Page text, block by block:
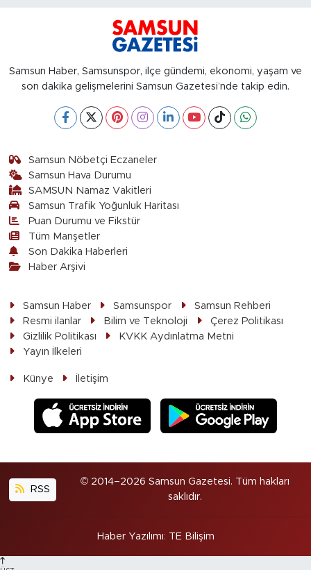
Samsun Haber, Samsunspor, ilçe gündemi, ekonomi, yaşam ve
son dakika gelişmelerini Samsun Gazetesi’nde takip edin.
Samsun Nöbetçi Eczaneler
Samsun Hava Durumu
SAMSUN Namaz Vakitleri
Samsun Trafik Yoğunluk Haritası
Puan Durumu ve Fikstür
Tüm Manşetler
Son Dakika Haberleri
Haber Arşivi
Samsun Haber Samsunspor
Samsun Rehberi
Resmi ilanlar
Bilim ve Teknoloji
Çerez Politikası
Gizlilik Politikası
KVKK Aydınlatma Metni
Yayın İlkeleri
Künye İletişim
RSS
© 2014–2026 Samsun Gazetesi. Tüm hakları
saklıdır.
Haber Yazılımı: TE Bilişim